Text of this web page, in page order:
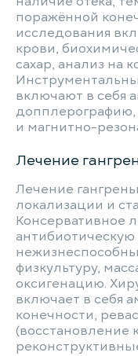
поражённой
исследования
крови,
сахар, анализ на
включают в себя
и магнитно-
Лечение
Лечение
локализации и
Консервативное
физкультуру,
оксигенацию.
включает в себя
конечности,
(восстановление